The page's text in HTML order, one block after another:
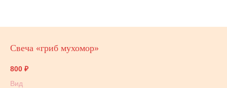
Свеча «гриб мухомор»
800 ₽
Вид